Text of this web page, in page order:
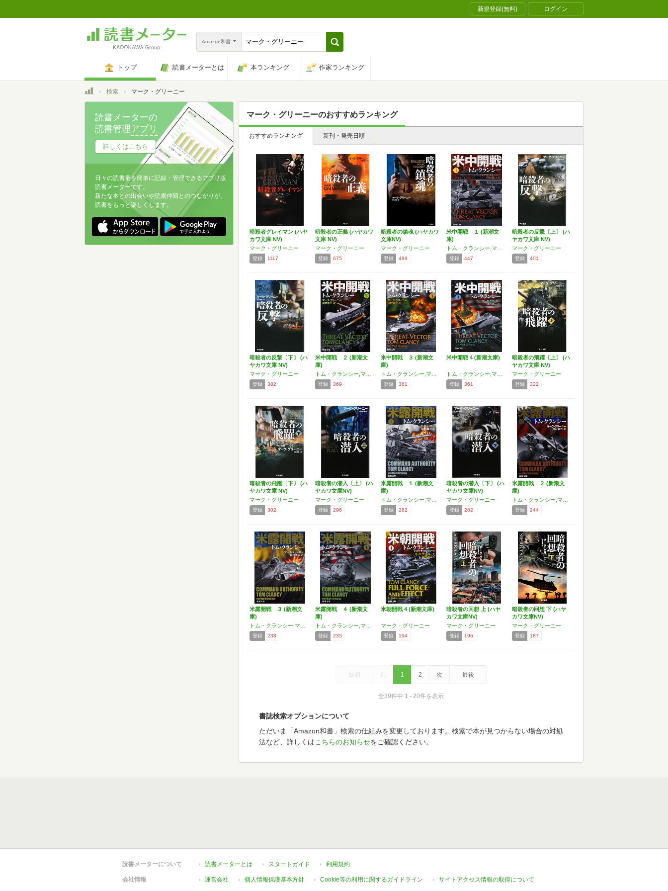
新規登録(無料) ログイン
Amazon和書
トップ 読書メーターとは 本ランキング 作家ランキング
トップ検索 マーク・グリーニー
マーク・グリーニーのおすすめランキング
おすすめランキング 新刊・発売日順
暗殺者グレイマン (ハヤ
カワ文庫 NV)
マーク・グリーニー
登録 1117
暗殺者の正義 (ハヤカワ
文庫 NV)
マーク・グリーニー
登録 675
暗殺者の鎮魂 (ハヤカワ
文庫NV)
マーク・グリーニー
登録 499
米中開戦 １ (新潮文
庫)
登録 447
暗殺者の反撃〔上〕 (ハ
ヤカワ文庫 NV)
マーク・グリーニー
登録 401
暗殺者の反撃〔下〕 (ハ
ヤカワ文庫 NV)
マーク・グリーニー
登録 382
米中開戦 ２ (新潮文
庫)
登録 369
米中開戦 ３ (新潮文
庫)
登録 361
米中開戦 4 (新潮文庫)
登録 361
暗殺者の飛躍〔上〕 (ハ
ヤカワ文庫 NV)
マーク・グリーニー
登録 322
暗殺者の飛躍〔下〕 (ハ
ヤカワ文庫 NV)
マーク・グリーニー
登録 302
暗殺者の潜入〔上〕 (ハ
ヤカワ文庫NV)
マーク・グリーニー
登録 296
米露開戦 １ (新潮文
庫)
登録 282
暗殺者の潜入〔下〕 (ハ
ヤカワ文庫NV)
マーク・グリーニー
登録 282
米露開戦 ２ (新潮文
庫)
登録 244
米露開戦 ３ (新潮文
庫)
登録 238
米露開戦 ４ (新潮文
庫)
登録 235
米朝開戦 4 (新潮文庫)
マーク・グリーニー
登録 194
暗殺者の回想 上 (ハヤ
カワ文庫NV)
マーク・グリーニー
登録 196
暗殺者の回想 下 (ハヤ
カワ文庫NV)
マーク・グリーニー
登録 187
最初 前 1 2 次 最後
全39件中 1 - 20件を表示
書誌検索オプションについて
ただいま「Amazon和書」検索の仕組みを変更しております。検索で本が見つからない場合の対処
法など、詳しくはこちらのお知らせをご確認ください。
読書メーターの
読書管理アプリ
詳しくはこちら
日々の読書量を簡単に記録・管理できるアプリ版
読書メーターです。
新たな本との出会いや読書仲間とのつながりが、
読書をもっと楽しくします。
読書メーターについて 読書メーターとは スタートガイド 利用規約
会社情報 運営会社 個人情報保護基本方針 Cookie等の利用に関するガイドライン サイトアクセス情報の取得について